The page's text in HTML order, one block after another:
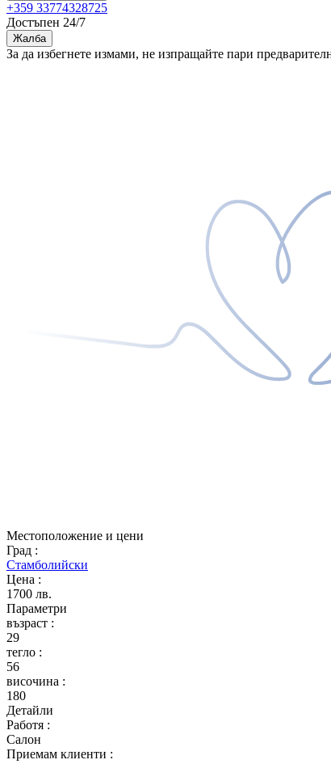
+359 33774328725
Достъпен 24/7
Жалба
За да избегнете измами, не изпращайте пари
Местоположение и цени
Град :
Стамболийски
Цена :
1700 лв.
Параметри
възраст :
29
тегло :
56
височина :
180
Детайли
Работя :
Салон
Приемам клиенти :